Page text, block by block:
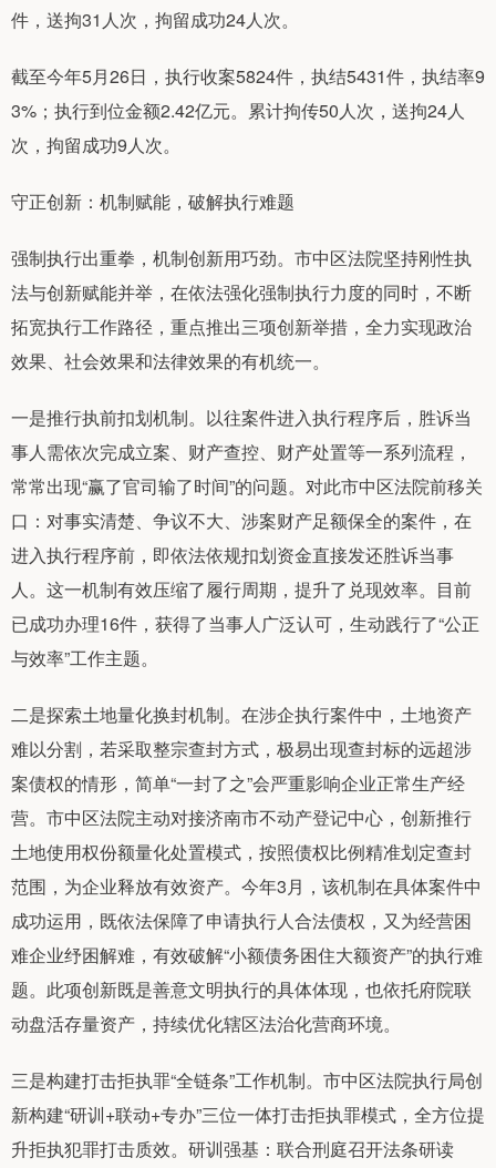
件，送拘31人次，拘留成功24人次。
截至今年5月26日，执行收案5824件，执结5431件，执结率9
3%；执行到位金额2.42亿元。累计拘传50人次，送拘24人
次，拘留成功9人次。
守正创新：机制赋能，破解执行难题
强制执行出重拳，机制创新用巧劲。市中区法院坚持刚性执
法与创新赋能并举，在依法强化强制执行力度的同时，不断
拓宽执行工作路径，重点推出三项创新举措，全力实现政治
效果、社会效果和法律效果的有机统一。
一是推行执前扣划机制。以往案件进入执行程序后，胜诉当
事人需依次完成立案、财产查控、财产处置等一系列流程，
常常出现“赢了官司输了时间”的问题。对此市中区法院前移关
口：对事实清楚、争议不大、涉案财产足额保全的案件，在
进入执行程序前，即依法依规扣划资金直接发还胜诉当事
人。这一机制有效压缩了履行周期，提升了兑现效率。目前
已成功办理16件，获得了当事人广泛认可，生动践行了“公正
与效率”工作主题。
二是探索土地量化换封机制。在涉企执行案件中，土地资产
难以分割，若采取整宗查封方式，极易出现查封标的远超涉
案债权的情形，简单“一封了之”会严重影响企业正常生产经
营。市中区法院主动对接济南市不动产登记中心，创新推行
土地使用权份额量化处置模式，按照债权比例精准划定查封
范围，为企业释放有效资产。今年3月，该机制在具体案件中
成功运用，既依法保障了申请执行人合法债权，又为经营困
难企业纾困解难，有效破解“小额债务困住大额资产”的执行难
题。此项创新既是善意文明执行的具体体现，也依托府院联
动盘活存量资产，持续优化辖区法治化营商环境。
三是构建打击拒执罪“全链条”工作机制。市中区法院执行局创
新构建“研训+联动+专办”三位一体打击拒执罪模式，全方位提
升拒执犯罪打击质效。研训强基：联合刑庭召开法条研读